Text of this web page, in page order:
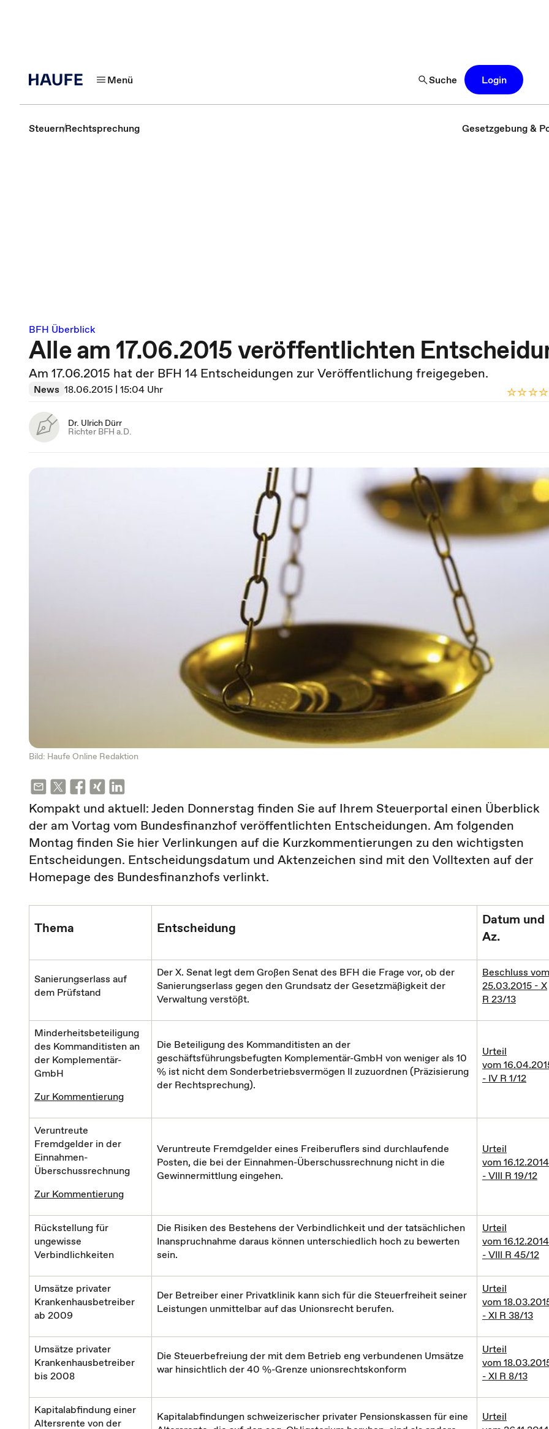
Menü Suche Login
SteuernRechtsprechung Gesetzgebung &
BFH Überblick
Alle am 17.06.2015 veröffentlichten
Am 17.06.2015 hat der BFH 14 Entscheidungen zur Veröffentlichung freigegeben.
News 18.06.2015 | 15:04 Uhr
Dr. Ulrich Dürr
Richter BFH a.D.
Bild: Haufe Online Redaktion
Kompakt und aktuell: Jeden Donnerstag finden Sie auf Ihrem Steuerportal einen Überblick
der am Vortag vom Bundesfinanzhof veröffentlichten Entscheidungen. Am folgenden
Montag finden Sie hier Verlinkungen auf die Kurzkommentierungen zu den wichtigsten
Entscheidungen. Entscheidungsdatum und Aktenzeichen sind mit den Volltexten auf der
Homepage des Bundesfinanzhofs verlinkt.
Thema Entscheidung
Datum und
Az.
Sanierungserlass auf
dem Prüfstand
Der X. Senat legt dem Großen Senat des BFH die Frage vor, ob der
Sanierungserlass gegen den Grundsatz der Gesetzmäßigkeit der
Verwaltung verstößt.
Beschluss vom
25.03.2015 - X
R 23/13
Minderheitsbeteiligung
des Kommanditisten an
der Komplementär-
GmbH
Zur Kommentierung
Die Beteiligung des Kommanditisten an der
geschäftsführungsbefugten Komplementär-GmbH von weniger als 10
% ist nicht dem Sonderbetriebsvermögen II zuzuordnen (Präzisierung
der Rechtsprechung).
Urteil
vom
- IV R 1/12
Veruntreute
Fremdgelder in der
Einnahmen-
Überschussrechnung
Zur Kommentierung
Veruntreute Fremdgelder eines Freiberuflers sind durchlaufende
Posten, die bei der Einnahmen-Überschussrechnung nicht in die
Gewinnermittlung eingehen.
Urteil
vom 16.12.2014
- VIII R 19/12
Rückstellung für
ungewisse
Verbindlichkeiten
Die Risiken des Bestehens der Verbindlichkeit und der tatsächlichen
Inanspruchnahme daraus können unterschiedlich hoch zu bewerten
sein.
Urteil
vom 16.12.2014
- VIII R 45/12
Umsätze privater
Krankenhausbetreiber
ab 2009
Der Betreiber einer Privatklinik kann sich für die Steuerfreiheit seiner
Leistungen unmittelbar auf das Unionsrecht berufen.
Urteil
vom
- XI R 38/13
Umsätze privater
Krankenhausbetreiber
bis 2008
Die Steuerbefreiung der mit dem Betrieb eng verbundenen Umsätze
war hinsichtlich der 40 %-Grenze unionsrechtskonform
Urteil
vom
- XI R 8/13
Kapitalabfindung einer
Altersrente von der
Kapitalabfindungen schweizerischer privater Pensionskassen für eine
Urteil